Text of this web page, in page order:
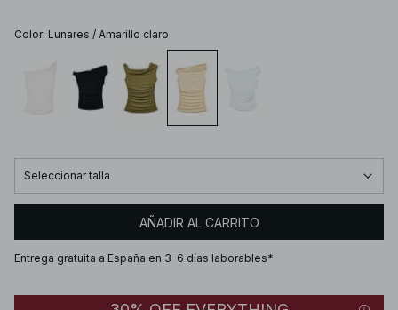
Color: Lunares / Amarillo claro
Seleccionar talla
AÑADIR AL CARRITO
Entrega gratuita a España en 3-6 días laborables*